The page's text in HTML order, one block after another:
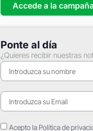
Accede a la
Ponte al día
¿Quieres recibir nuestras
Acepto la Política de